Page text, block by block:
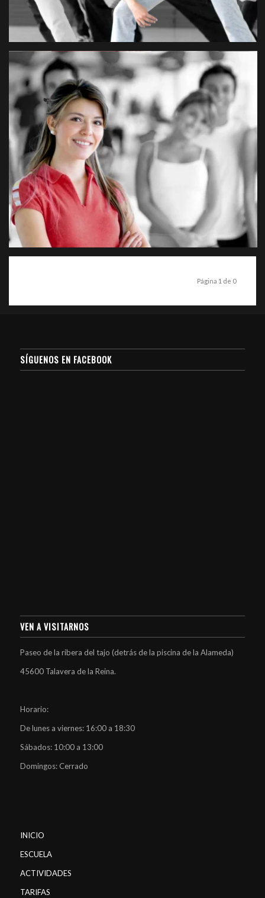
Página 1 de 0
SÍGUENOS EN FACEBOOK
VEN A VISITARNOS
Paseo de la ribera del tajo (detrás de la piscina de la Alameda)
45600 Talavera de la Reina.
Horario:
De lunes a viernes: 16:00 a 18:30
Sábados: 10:00 a 13:00
Domingos: Cerrado
INICIO
ESCUELA
ACTIVIDADES
TARIFAS